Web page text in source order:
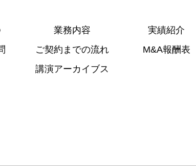
業務内容 実績紹介
ご契約までの流れ M&A報酬表
講演アーカイブス